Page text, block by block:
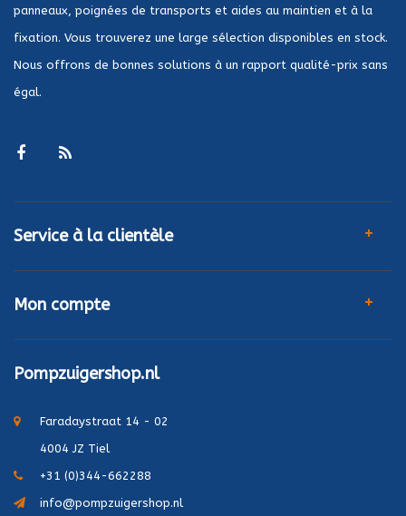
panneaux, poignées de transports et aides au maintien et à la
fixation. Vous trouverez une large sélection disponibles en stock.
Nous offrons de bonnes solutions à un rapport qualité-prix sans
égal.
Service à la clientèle
Mon compte
Pompzuigershop.nl
Faradaystraat 14 - 02
4004 JZ Tiel
+31 (0)344-662288
info@pompzuigershop.nl